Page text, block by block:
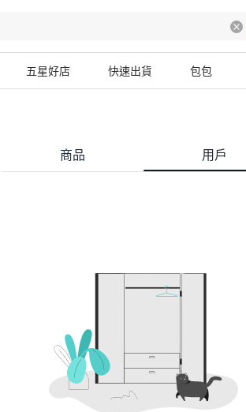
五星好店 快速出貨 包包
商品 用戶